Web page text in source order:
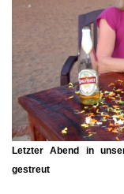
Letzter Abend in
gestreut